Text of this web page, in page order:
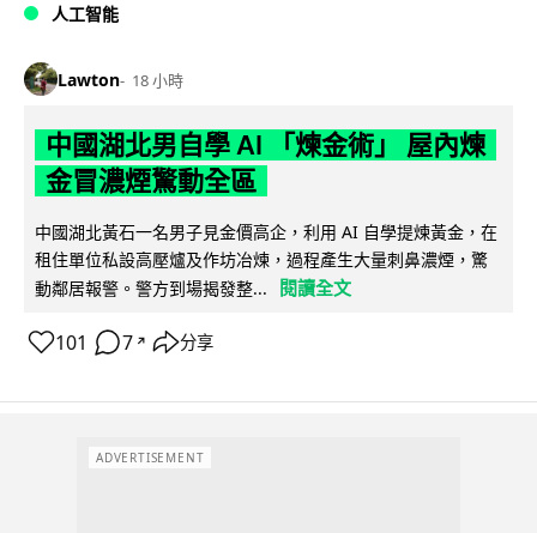
人工智能
Lawton 18 小時
中國湖北男自學 AI 「煉金術」 屋內煉
金冒濃煙驚動全區
中國湖北黃石一名男子見金價高企，利用 AI 自學提煉黃金，在
租住單位私設高壓爐及作坊冶煉，過程產生大量刺鼻濃煙，驚
動鄰居報警。警方到場揭發整...
閱讀全文
101 7 ↗ 分享
ADVERTISEMENT